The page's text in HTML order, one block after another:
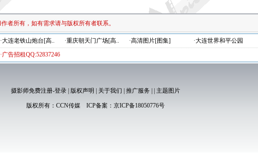
者所有，如有需求请与版权所有者联系。
·大连老铁山炮台[高.. ·重庆朝天门广场[高.. ·高清图片[图集] ·大连世界和平公园
·广告招租QQ:52837246
摄影师免费注册-登录| 版权声明 关于我们 推广服务 主题图片
版权所有： CCN传媒ICP备案： 京ICP备18050776号